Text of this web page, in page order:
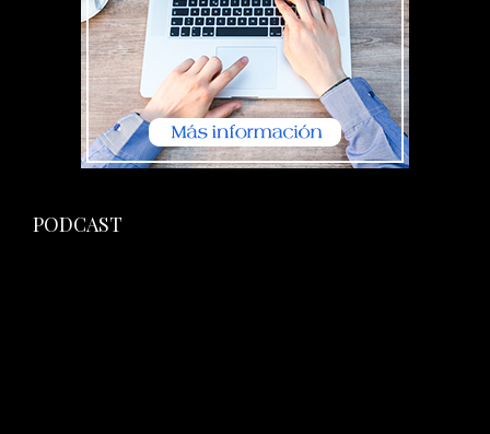
PODCAST